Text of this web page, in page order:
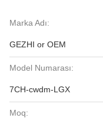
Marka Adı:
GEZHI or OEM
Model Numarası:
7CH-cwdm-LGX
Moq: